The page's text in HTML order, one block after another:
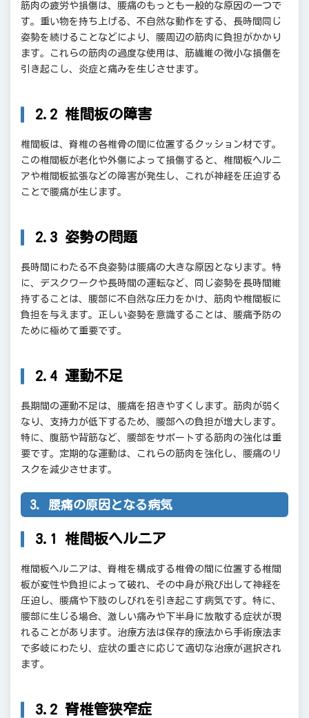
筋肉の疲労や損傷は、腰痛のもっとも一般的な原因の一つで
す。重い物を持ち上げる、不自然な動作をする、長時間同じ
姿勢を続けることなどにより、腰周辺の筋肉に負担がかかり
ます。これらの筋肉の過度な使用は、筋繊維の微小な損傷を
引き起こし、炎症と痛みを生じさせます。
2.2 椎間板の障害
椎間板は、脊椎の各椎骨の間に位置するクッション材です。
この椎間板が老化や外傷によって損傷すると、椎間板ヘルニ
アや椎間板拡張などの障害が発生し、これが神経を圧迫する
ことで腰痛が生じます。
2.3 姿勢の問題
長時間にわたる不良姿勢は腰痛の大きな原因となります。特
に、デスクワークや長時間の運転など、同じ姿勢を長時間維
持することは、腰部に不自然な圧力をかけ、筋肉や椎間板に
負担を与えます。正しい姿勢を意識することは、腰痛予防の
ために極めて重要です。
2.4 運動不足
長期間の運動不足は、腰痛を招きやすくします。筋肉が弱く
なり、支持力が低下するため、腰部への負担が増大します。
特に、腹筋や背筋など、腰部をサポートする筋肉の強化は重
要です。定期的な運動は、これらの筋肉を強化し、腰痛のリ
スクを減少させます。
3. 腰痛の原因となる病気
3.1 椎間板ヘルニア
椎間板ヘルニアは、脊椎を構成する椎骨の間に位置する椎間
板が変性や負担によって破れ、その中身が飛び出して神経を
圧迫し、腰痛や下肢のしびれを引き起こす病気です。特に、
腰部に生じる場合、激しい痛みや下半身に放散する症状が現
れることがあります。治療方法は保存的療法から手術療法ま
で多岐にわたり、症状の重さに応じて適切な治療が選択され
ます。
3.2 脊椎管狭窄症